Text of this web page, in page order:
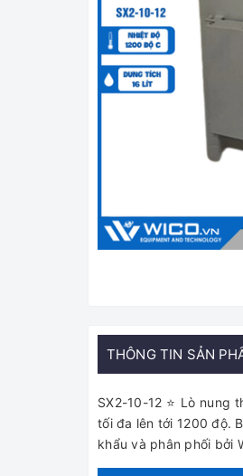
THÔNG TIN SẢN
SX2-10-12 ⭐ Lò
tối đa lên tới 1200 độ.
khẩu và phân phối bởi